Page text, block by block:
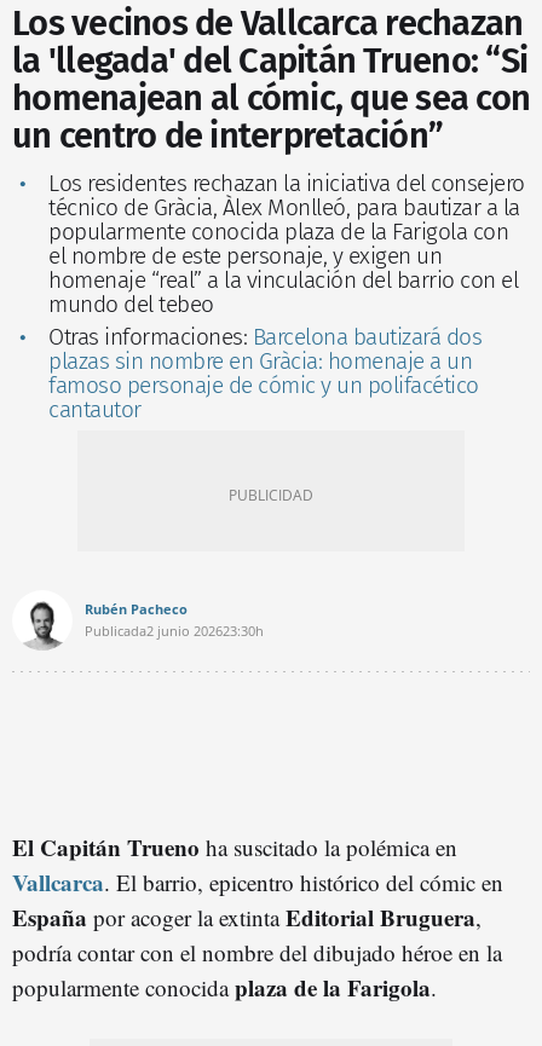
Los vecinos de Vallcarca rechazan
la 'llegada' del Capitán Trueno: “Si
homenajean al cómic, que sea con
un centro de interpretación”
Los residentes rechazan la iniciativa del consejero
técnico de Gràcia, Àlex Monlleó, para bautizar a la
popularmente conocida plaza de la Farigola con
el nombre de este personaje, y exigen un
homenaje “real” a la vinculación del barrio con el
mundo del tebeo
Otras informaciones: Barcelona bautizará dos
plazas sin nombre en Gràcia: homenaje a un
famoso personaje de cómic y un polifacético
cantautor
Rubén Pacheco
Publicada2 junio 202623:30h
El Capitán Trueno ha suscitado la polémica en
Vallcarca. El barrio, epicentro histórico del cómic en
España por acoger la extintaEditorial Bruguera,
podría contar con el nombre del dibujado héroe en la
popularmente conocidaplaza de la Farigola.